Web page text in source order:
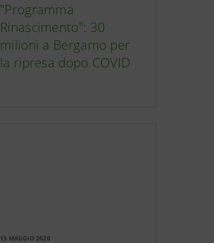
"Programma
Rinascimento": 30
milioni a Bergamo per
la ripresa dopo COVID
15 MAGGIO 2020